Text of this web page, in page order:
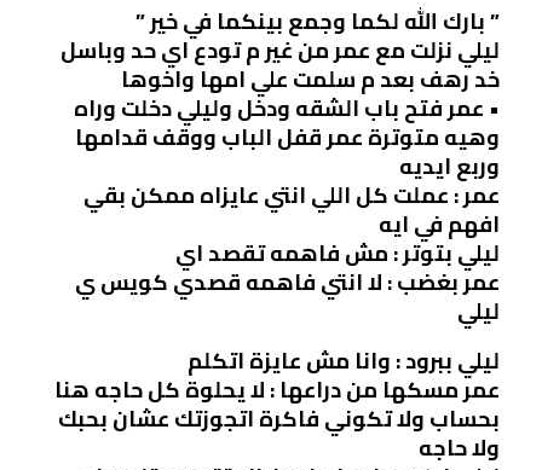
” بارك الله لكما وجمع بينكما في خير ”
ليلي نزلت مع عمر من غير م تودع اي حد وباسل
خد رهف بعد م سلمت علي امها واخوها
• عمر فتح باب الشقه ودخل وليلي دخلت وراه
وهيه متوترة عمر قفل الباب ووقف قدامها
وربع ايديه
عمر : عملت كل اللي انتي عايزاه ممكن بقي
افهم في ايه
ليلي بتوتر : مش فاهمه تقصد اي
عمر بغضب : لا انتي فاهمه قصدي كويس ي
ليلي
ليلي ببرود : وانا مش عايزة اتكلم
عمر مسكها من دراعها : لا يحلوة كل حاجه هنا
بحساب ولا تكوني فاكرة اتجوزتك عشان بحبك
ولا حاجه